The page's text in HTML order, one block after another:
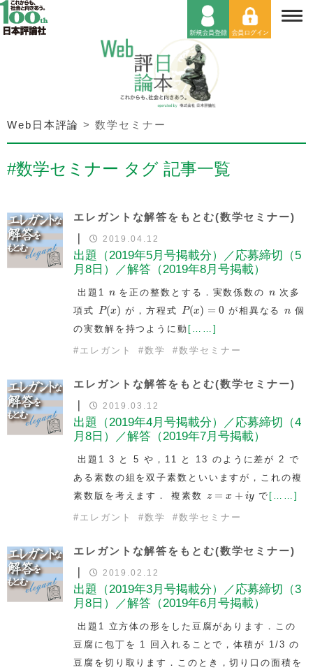
Web日本評論 >数学セミナー
#数学セミナー タグ 記事一覧
エレガントな解答をもとむ(数学セミナー)
2019.04.12
出題（2019年5月号掲載分）／応募締切（5
月8日）／解答（2019年8月号掲載）
出題1 n
nを正の整数とする．実数係数の n
n次多
項式
P(x)
P(x ) が，方程式 P(x) = 0
P(x )= が相異なるn
n 個
の実数解を持つように動 [……]
# エレガント #数学 #数学セミナー
エレガントな解答をもとむ(数学セミナー)
2019.03.12
出題（2019年4月号掲載分）／応募締切（4
月8日）／解答（2019年7月号掲載）
出題1 3 と 5 や，11 と 13 のように差が 2 で
ある素数の組を双子素数といいますが，これの複
素数版を考えます． 複素数
z = x + iy で [……]
# エレガント #数学 #数学セミナー
エレガントな解答をもとむ(数学セミナー)
2019.02.12
出題（2019年3月号掲載分）／応募締切（3
月8日）／解答（2019年6月号掲載）
出題1 立方体の形をした豆腐があります．この
豆腐に包丁を 1 回入れることで，体積が 1/3 の
豆腐を切り取ります．このとき，切り口の面積を